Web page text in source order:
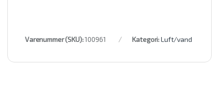
Varenummer (SKU):100961 Kategori:Luft/vand